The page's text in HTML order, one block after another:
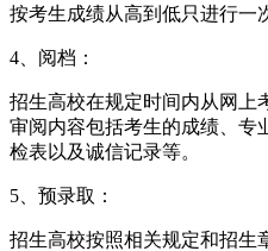
按考生成绩从高到低只进行一
4、阅档：
招生高校在规定时间内从网上
审阅内容包括考生的成绩、专
检表以及诚信记录等。
5、预录取：
招生高校按照相关规定和招生